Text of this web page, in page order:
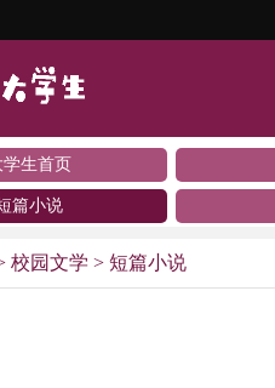
学生首页
篇小说
校园文学 > 短篇小说